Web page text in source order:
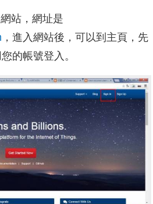
站，網址是
，進入網站後，可以到主頁，先
的帳號登入。